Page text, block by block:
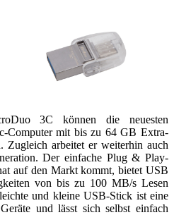
3C können die neuesten
Computer mit bis zu 64 GB Extra-
Zugleich arbeitet er weiterhin auch
Der einfache Plug & Play-
auf den Markt kommt, bietet USB
von bis zu 100 MB/s Lesen
und kleine USB-Stick ist eine
und lässt sich selbst einfach